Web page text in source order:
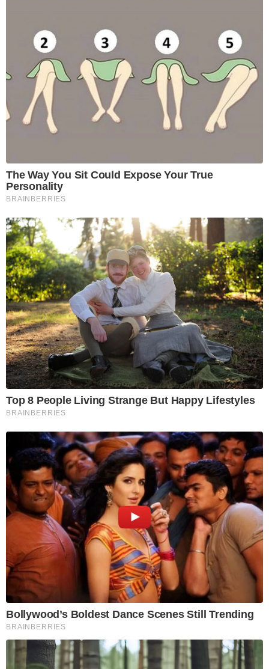
The Way You Sit Could Expose Your True
Personality
BRAINBERRIES
Top 8 People Living Strange But Happy Lifestyles
BRAINBERRIES
Bollywood’s Boldest Dance Scenes Still Trending
BRAINBERRIES